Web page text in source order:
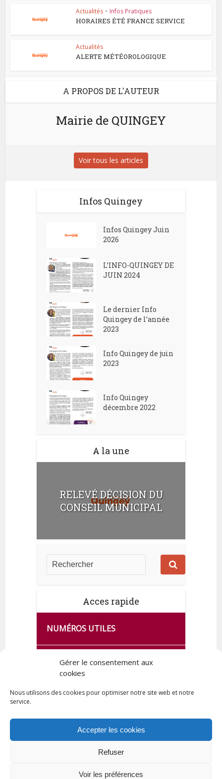
Gérer le consentement aux
cookies
Nous utilisons des cookies pour optimiser notre site web et notre
service.
Accepter les cookies
Refuser
Voir les préférences
Actualités • Infos Pratiques
HORAIRES ÉTÉ FRANCE SERVICE
Actualités
ALERTE MÉTÉOROLOGIQUE
A PROPOS DE L'AUTEUR
Mairie de QUINGEY
Voir tous les articles
Infos Quingey
Infos Quingey Juin
2026
L’INFO-QUINGEY DE
JUIN 2024
Le dernier Info
Quingey de l’année
2023
Info Quingey de juin
2023
Info Quingey
décembre 2022
A la une
RELEVÉ DÉCISION DU
CONSEIL MUNICIPAL
Acces rapide
NUMÉROS UTILES
CA SE PASSE À FRANCE SERVICES
DE QUINGEY
Tous droits réservés © 2023 Commune de Quingey / Création -